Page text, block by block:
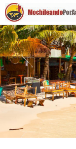
Preparación
Países de Asia
Rutas de
Vuelos a Asia
Blogs